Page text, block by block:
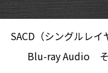
SACD（シングルレイ
Blu-ray Audio